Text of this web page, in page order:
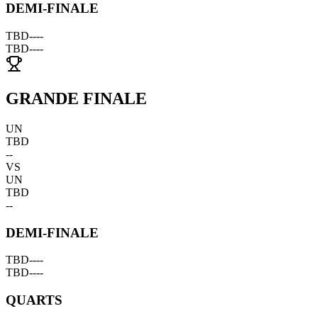
DEMI-FINALE
TBD----
TBD----
GRANDE FINALE
UN
TBD
--
VS
UN
TBD
--
DEMI-FINALE
TBD----
TBD----
QUARTS